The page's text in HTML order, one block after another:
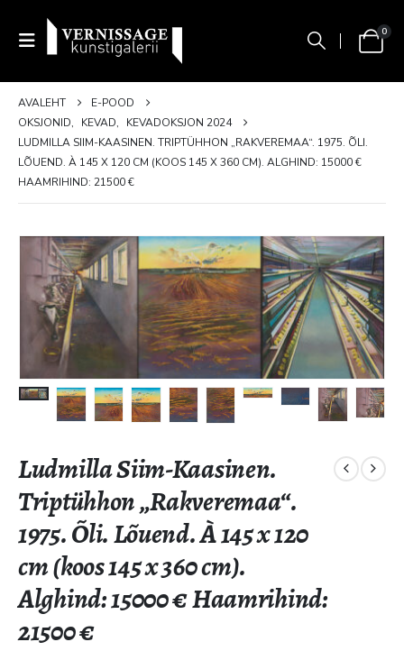
0
AVALEHT
E-POOD
OKSJONID, KEVAD,
KEVADOKSJON 2024
LUDMILLA SIIM-KAASINEN. TRIPTÜHHON „RAKVEREMAA“. 1975. ÕLI.
LÕUEND. À 145 X 120 CM (KOOS 145 X 360 CM). ALGHIND: 15000 €
HAAMRIHIND: 21500 €
Ludmilla Siim-Kaasinen.
Triptühhon „Rakveremaa“.
1975. Õli. Lõuend. À 145 x 120
cm (koos 145 x 360 cm).
Alghind: 15000 € Haamrihind:
21500 €